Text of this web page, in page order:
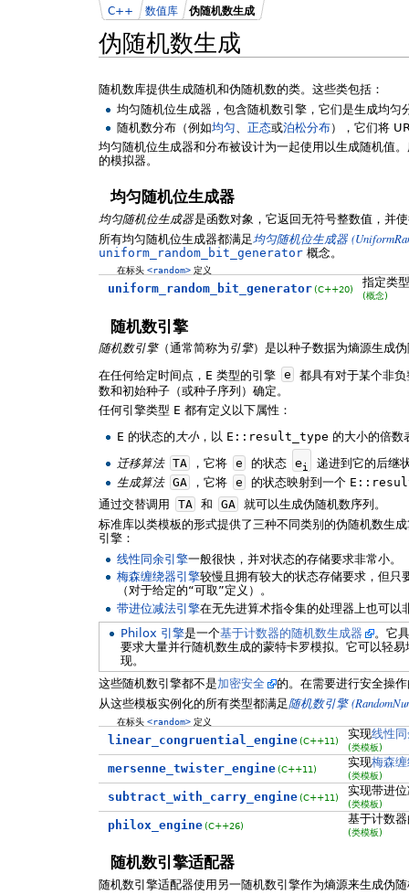
伪随机数生成
C++ 数值库 伪随机数生成
随机数库提供生成随机和伪随机数的类。这些类包括：
均匀随机位生成器，包含随机数引擎，它们是生成均
随机数分布（例如均匀 、正态或泊松分布），它们将
均匀随机位生成器和分布被设计为一起使用以生成随机值
的模拟器。
均匀随机位生成器
均匀随机位生成器是函数对象，它返回无符号整数值，并
所有均匀随机位生成器都满足均匀随机位生成器
uniform_random_bit_generator 概念。
在标头<random> 定义
uniform_random_bit_generator (C++20) 指定类
(概念)
随机数引擎
随机数引擎（通常简称为 引擎）是以种子数据为熵源生成
在任何给定时间点， E 类型的引擎 e
都具有对于某个非
数和初始种子（或种子序列）确定。
任何引擎类型 E 都有定义以下属性：
E 的状态的 大小，以 E::result_type 的大小的倍
迁移算法 TA ，它将 e 的状态 ei
递进到它的后继
生成算法 GA ，它将 e 的状态映射到一个
通过交替调用
TA 和 GA 就可以生成伪随机数序列。
标准库以类模板的形式提供了三种不同类别的伪随机数生
引擎：
线性同余引擎一般很快，并对状态的存储要求非常小。
梅森缠绕器引擎较慢且拥有较大的状态存储要求，但只
（对于给定的“可取”定义）。
带进位减法引擎在无先进算术指令集的处理器上也可以
Philox 引擎是一个基于计数器的随机数生成器
。它
要求大量并行随机数生成的蒙特卡罗模拟。它可以轻
现。
这些随机数引擎都不是加密安全
的。在需要进行安全操
从这些模板实例化的所有类型都满足随机数引擎
在标头<random> 定义
linear_congruential_engine (C++11) 实现线性同
(类模板)
mersenne_twister_engine (C++11) 实现梅森
(类模板)
subtract_with_carry_engine (C++11) 实现带进
(类模板)
philox_engine (C++26) 基于计数
(类模板)
随机数引擎适配器
随机数引擎适配器使用另一随机数引擎作为熵源来生成伪